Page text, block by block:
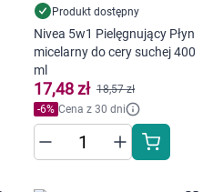
Produkt dostępny
Nivea 5w1 Pielęgnujący Płyn
micelarny do cery suchej 400
ml
17,48 zł 18,57 zł
-6% Cena z 30 dni